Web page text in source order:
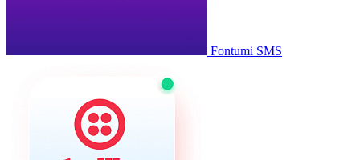
Fontumi SMS